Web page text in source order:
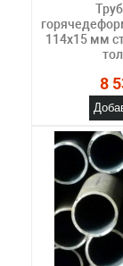
114х15 мм
8